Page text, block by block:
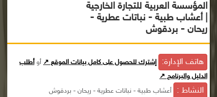
المؤسسة العربية للتجارة الخارجية
| أعشاب طبية - نباتات عطرية -
ريحان - بردقوش
هاتف الإدارة: إشترك للحصول على كامل بيانات الموقع ↗ أوأطلب
الدليل والبرنامج ↗
النشاط : أعشاب طبية - نباتات عطرية - ريحان - بردقوش